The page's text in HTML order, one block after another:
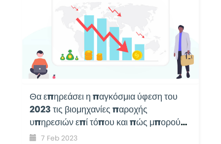
Θα επηρεάσει η παγκόσμια ύφεση του
2023 τις βιομηχανίες παροχής
υπηρεσιών επί τόπου και πώς μπορούν
να συνεχίσουν να λειτουργούν τις
7 Feb 2023